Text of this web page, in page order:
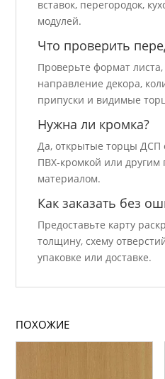
вставок, перегородок,
модулей.
Что проверить
Проверьте формат
направление декора,
припуски и видимые
Нужна ли кромка?
Да, открытые торцы
ПВХ-кромкой или
материалом.
Как заказать без
Предоставьте карту
толщину, схему
упаковке или доставке.
ПОХОЖИЕ